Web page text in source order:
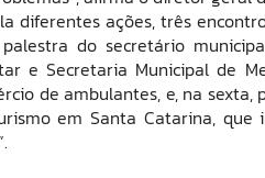
diferentes ações, três
do secretário
e Secretaria Municipal de
de ambulantes, e, na
em Santa Catarina,